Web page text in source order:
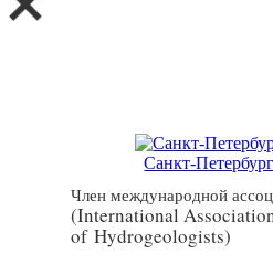
Санкт-
Член международной
(International
of Hydrogeologists)